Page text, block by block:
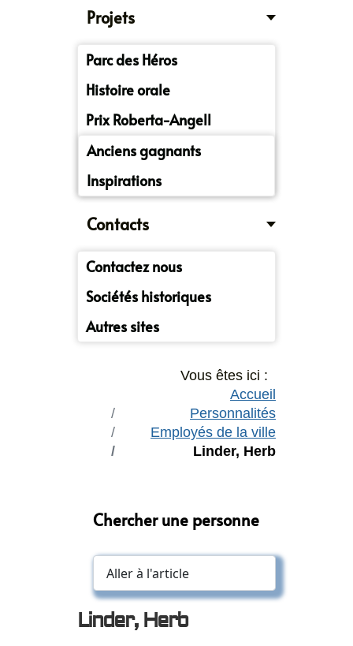
Projets
Parc des Héros
Histoire orale
Prix Roberta-Angell
Anciens gagnants
Inspirations
Contacts
Contactez nous
Sociétés historiques
Autres sites
Vous êtes ici :
Accueil
Personnalités
Employés de la ville
Linder, Herb
Chercher une personne
Linder, Herb